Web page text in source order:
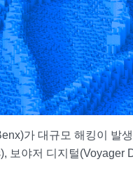
가 대규모 해킹이 발
보야저 디지털